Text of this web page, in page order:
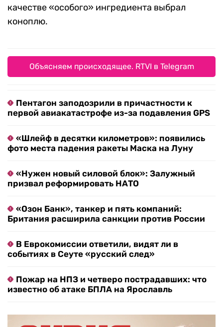
качестве «особого» ингредиента выбрал
коноплю.
Объясняем происходящее. RTVI в Telegram
Пентагон заподозрили в причастности к
первой авиакатастрофе из-за подавления GPS
«Шлейф в десятки километров»: появились
фото места падения ракеты Маска на Луну
«Нужен новый силовой блок»: Залужный
призвал реформировать НАТО
«Озон Банк», танкер и пять компаний:
Британия расширила санкции против России
В Еврокомиссии ответили, видят ли в
событиях в Сеуте «русский след»
Пожар на НПЗ и четверо пострадавших: что
известно об атаке БПЛА на Ярославль